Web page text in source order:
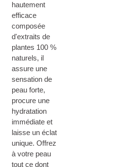
hautement
efficace
composée
d'extraits de
plantes 100 %
naturels, il
assure une
sensation de
peau forte,
procure une
hydratation
immédiate et
laisse un éclat
unique. Offrez
à votre peau
tout ce dont